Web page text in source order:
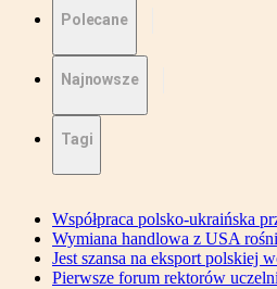
Polecane
Najnowsze
Tagi
Współpraca polsko-ukraińska
Wymiana handlowa z USA
Jest szansa na eksport polskiej
Pierwsze forum rektorów